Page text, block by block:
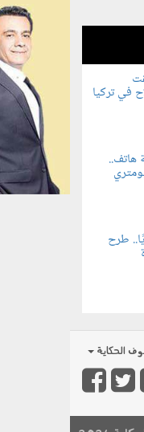
في تركيا
هاتف..
شهريًا.. طرح
الحكاية